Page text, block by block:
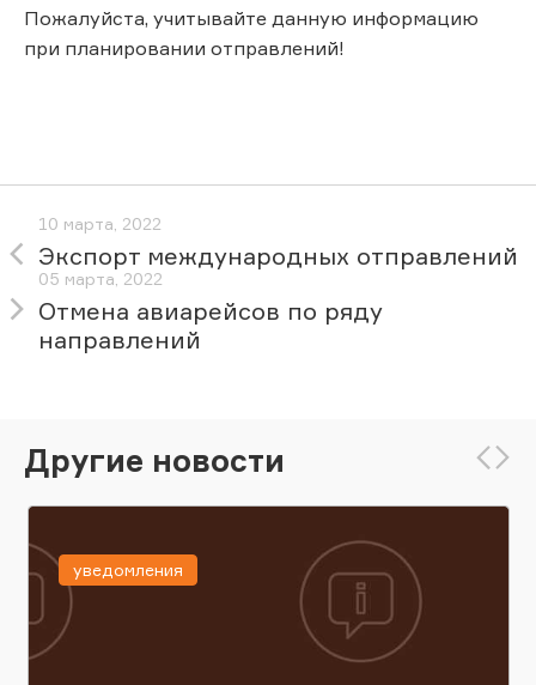
Пожалуйста, учитывайте данную информацию
при планировании отправлений!
10 марта, 2022
Экспорт международных отправлений
05 марта, 2022
Отмена авиарейсов по ряду
направлений
Другие новости
уведомления